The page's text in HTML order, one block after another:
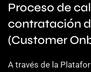
Proceso de
contratación
(Customer
A través de la